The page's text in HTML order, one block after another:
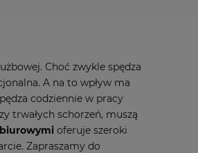
Choć zwykle spędza
A na to wpływ ma
codziennie w pracy
trwałych schorzeń, muszą
oferuje szeroki
Zapraszamy do